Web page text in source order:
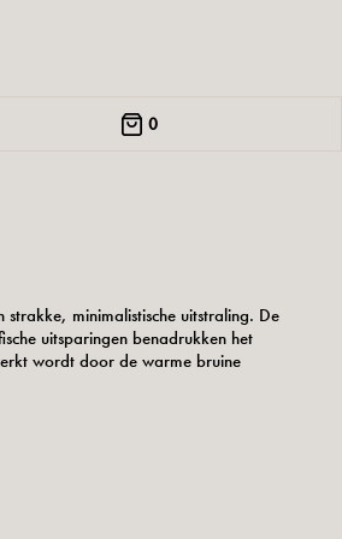
0
strakke, minimalistische uitstraling. De
uitsparingen benadrukken het
wordt door de warme bruine